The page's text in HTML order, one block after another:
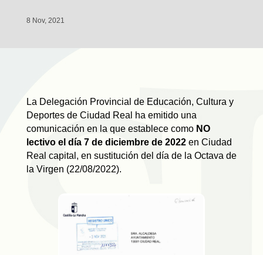
8 Nov, 2021
La Delegación Provincial de Educación, Cultura y
Deportes de Ciudad Real ha emitido una
comunicación en la que establece como NO
lectivo el día 7 de diciembre de 2022en Ciudad
Real capital, en sustitución del día de la Octava de
la Virgen (22/08/2022).